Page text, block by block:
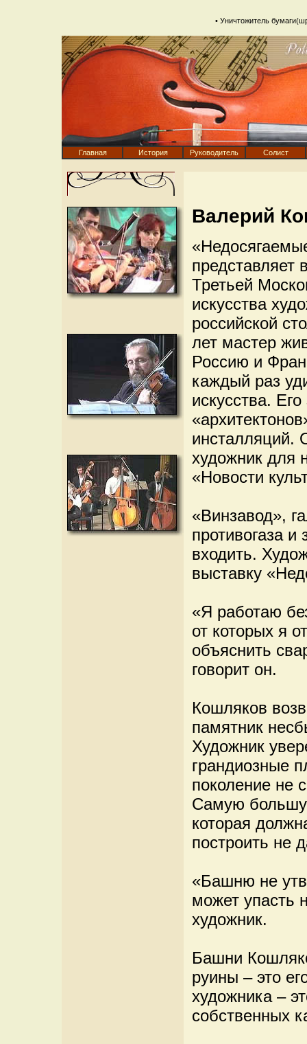
• Уничтожитель
Главная История Руководитель Солист
Валерий
представляет
Третьей
искусства
российской
лет мастер
Россию и
каждый раз
искусства.
инсталляций.
художник для
«Новости
«Винзавод»,
противогаза
входить.
выставку
«Я работаю
от которых я
объяснить
говорит он.
Кошляков
памятник
Художник
грандиозные
поколение не
Самую
которая
построить не
«Башню не
может упасть
художник.
Башни
руины – это
художника –
собственных